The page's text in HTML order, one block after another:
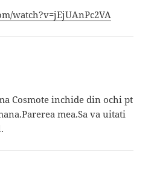
watch?v=jEjUAnPc2VA
Cosmote inchide din ochi pt
mea.Sa va uitati